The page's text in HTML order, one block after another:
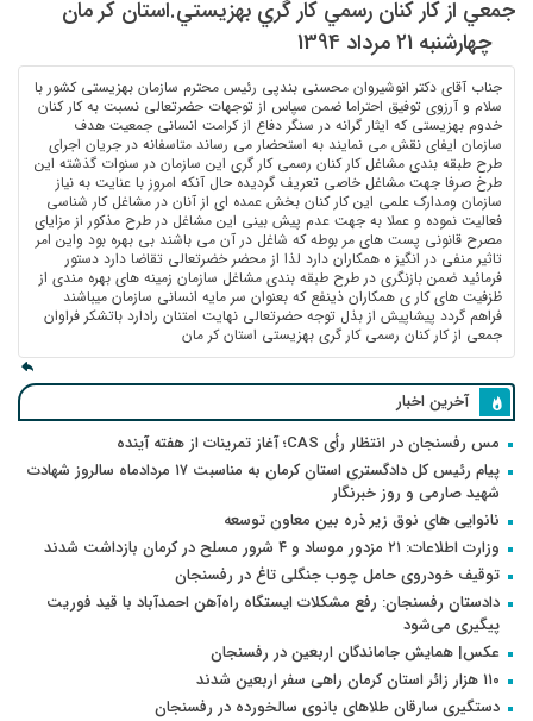
جمعي از كار كنان رسمي كار گري بهزيستي.استان كر مان
چهارشنبه 21 مرداد 1394
جناب آقای دکتر انوشیروان محسنی بندپی رئیس محترم سازمان بهزیستی کشور با
سلام و آرزوی توفیق احتراما ضمن سپاس از توجهات حضرتعالی نسبت به کار کنان
خدوم بهزیستی که ایثار گرانه در سنگر دفاع از کرامت انسانی جمعیت هدف
سازمان ایفای نقش می نمایند به استحضار می رساند متاسفانه در جریان اجرای
طرح طبقه بندی مشاغل کار کنان رسمی کار گری این سازمان در سنوات گذشته این
طرخ صرفا جهت مشاغل خاصی تعریف گردیده حال آنکه امروز با عنایت به نیاز
سازمان ومدارک علمی این کار کنان بخش عمده ای از آنان در مشاغل کار شناسی
فعالیت نموده و عملا به جهت عدم پیش بینی این مشاغل در طرح مذکور از مزایای
مصرح قانونی پست های مر بوطه که شاغل در آن می باشند بی بهره بود واین امر
تاثیر منفی در انگیز ه همکاران دارد لذا از محضر خضرتعالی تقاضا دارد دستور
فرمائید ضمن بازنگری در طرح طبقه بندی مشاغل سازمان زمینه های بهره مندی از
ظزفیت های کار ی همکاران ذینفع که بعنوان سر مایه انسانی سازمان میباشند
فراهم گردد پیشاپیش از بذل توجه حضرتعالی نهایت امتنان رادارد باتشکر فراوان
جمعی از کار کنان رسمی کار گری بهزیستی استان کر مان
آخرین اخبار
مس رفسنجان در انتظار رأی CAS؛ آغاز تمرینات از هفته آینده
پیام رئیس کل دادگستری استان کرمان به مناسبت ۱۷ مردادماه سالروز شهادت
شهید صارمی و روز خبرنگار
نانوایی های نوق زیر ذره بین معاون توسعه
وزارت اطلاعات: ۲۱ مزدور موساد و ۴ شرور مسلح در کرمان بازداشت شدند
توقیف خودروی حامل چوب جنگلی تاغ در رفسنجان
دادستان رفسنجان: رفع مشکلات ایستگاه راه‌آهن احمدآباد با قید فوریت
پیگیری می‌شود
عکس| همایش جاماندگان اربعین در رفسنجان
۱۱۰ هزار زائر استان کرمان راهی سفر اربعین شدند
دستگیری سارقان طلاهای بانوی سالخورده در رفسنجان